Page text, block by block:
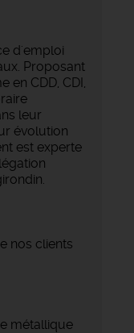
d'emploi
Proposant
en CDD, CDI,
leur
évolution
est experte
nos clients
métallique